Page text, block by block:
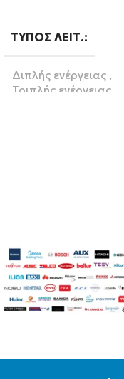
ΤΎΠΟΣ ΛΕΙΤ.
Διπλής ενέργειας ,
Τριπλής ενέργειας
ΥΛΙΚΌ Glass